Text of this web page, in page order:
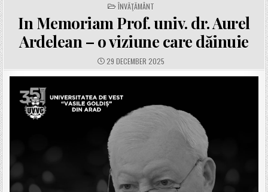
POSTED
IN
ÎNVĂŢĂMÂNT
In Memoriam Prof. univ. dr. Aurel
Ardelean – o viziune care dăinuie
PUBLISHED
DATE:
29 DECEMBER 2025